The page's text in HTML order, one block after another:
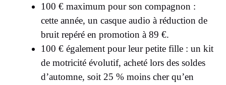
100 € maximum pour son compagnon :
cette année, un casque audio à réduction de
bruit repéré en promotion à 89 €.
100 € également pour leur petite fille : un kit
de motricité évolutif, acheté lors des soldes
d’automne, soit 25 % moins cher qu’en